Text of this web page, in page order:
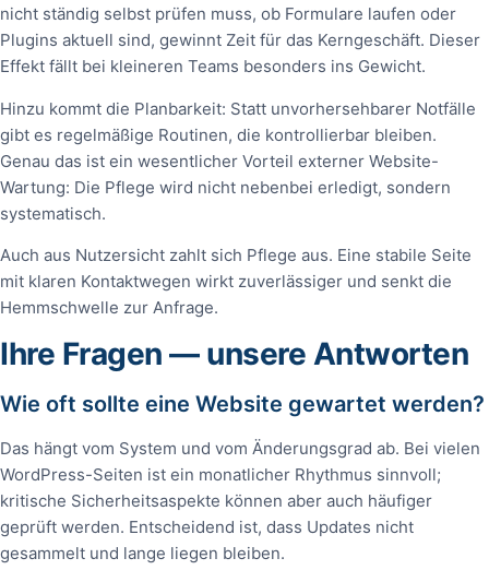
nicht ständig selbst prüfen muss, ob Formulare laufen oder
Plugins aktuell sind, gewinnt Zeit für das Kerngeschäft. Dieser
Effekt fällt bei kleineren Teams besonders ins Gewicht.
Hinzu kommt die Planbarkeit: Statt unvorhersehbarer Notfälle
gibt es regelmäßige Routinen, die kontrollierbar bleiben.
Genau das ist ein wesentlicher Vorteil externer Website-
Wartung: Die Pflege wird nicht nebenbei erledigt, sondern
systematisch.
Auch aus Nutzersicht zahlt sich Pflege aus. Eine stabile Seite
mit klaren Kontaktwegen wirkt zuverlässiger und senkt die
Hemmschwelle zur Anfrage.
Ihre Fragen — unsere Antworten
Wie oft sollte eine Website gewartet werden?
Das hängt vom System und vom Änderungsgrad ab. Bei vielen
WordPress-Seiten ist ein monatlicher Rhythmus sinnvoll;
kritische Sicherheitsaspekte können aber auch häufiger
geprüft werden. Entscheidend ist, dass Updates nicht
gesammelt und lange liegen bleiben.